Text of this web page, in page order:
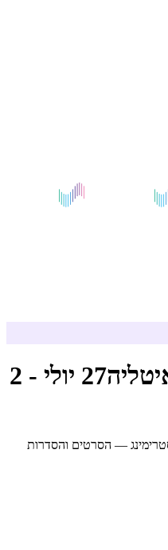
27 יולי - 2
— הסרטים והסדרות